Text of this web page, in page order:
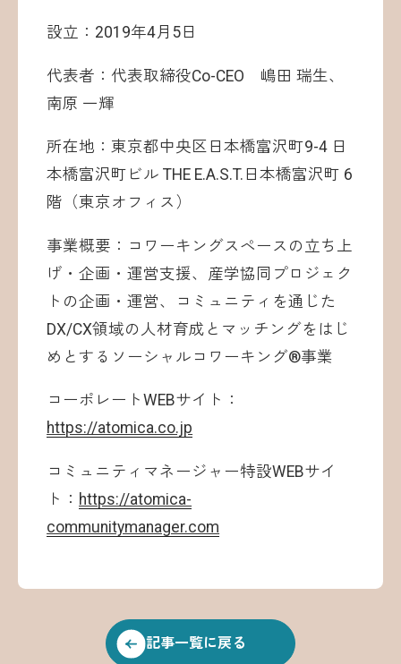
設立：2019年4月5日
代表者：代表取締役Co-CEO 嶋田 瑞生、
南原 一輝
所在地：東京都中央区日本橋富沢町9-4 日
本橋富沢町ビル THE E.A.S.T.日本橋富沢町 6
階（東京オフィス）
事業概要：コワーキングスペースの立ち上
げ・企画・運営支援、産学協同プロジェク
トの企画・運営、コミュニティを通じた
DX/CX領域の人材育成とマッチングをはじ
めとするソーシャルコワーキング®事業
コーポレートWEBサイト：
https://atomica.co.jp
コミュニティマネージャー特設WEBサイ
ト： https://atomica-
communitymanager.com
記事一覧に戻る